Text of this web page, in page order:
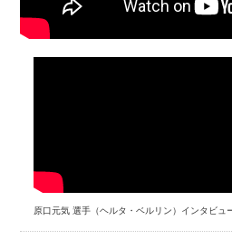
原口元気 選手（ヘルタ・ベルリン）インタビュ